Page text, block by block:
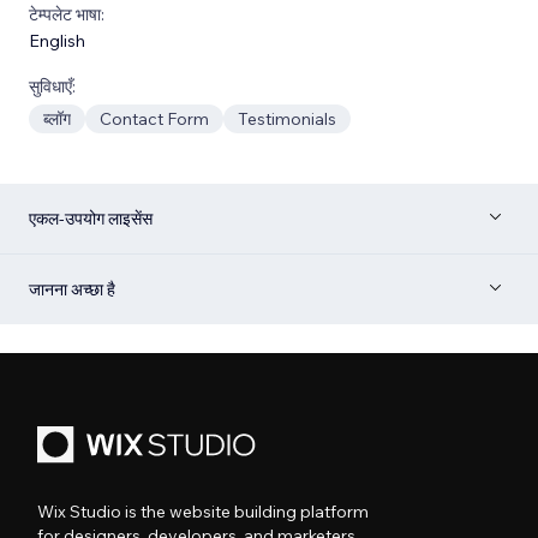
टेम्पलेट भाषा:
English
सुविधाएँ:
ब्लॉग
Contact Form Testimonials
एकल-उपयोग लाइसेंस
जानना अच्छा है
Wix Studio is the website building platform